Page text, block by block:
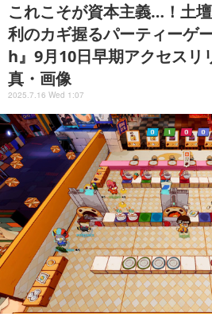
これこそが資本主義…！土
利のカギ握るパーティーゲ
h』9月10日早期アクセスリ
真・画像
2025.7.16 Wed 1:07